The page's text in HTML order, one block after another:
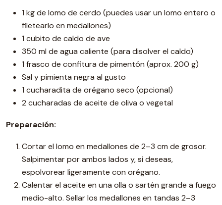
1 kg de lomo de cerdo (puedes usar un lomo entero o
filetearlo en medallones)
1 cubito de caldo de ave
350 ml de agua caliente (para disolver el caldo)
1 frasco de confitura de pimentón (aprox. 200 g)
Sal y pimienta negra al gusto
1 cucharadita de orégano seco (opcional)
2 cucharadas de aceite de oliva o vegetal
Preparación:
Cortar el lomo en medallones de 2–3 cm de grosor.
Salpimentar por ambos lados y, si deseas,
espolvorear ligeramente con orégano.
Calentar el aceite en una olla o sartén grande a fuego
medio-alto. Sellar los medallones en tandas 2–3